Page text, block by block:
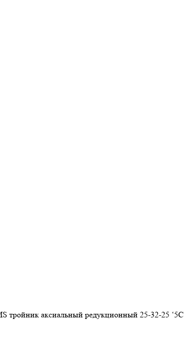
тройник аксиальный редукционный 25-32-25 ‘5С